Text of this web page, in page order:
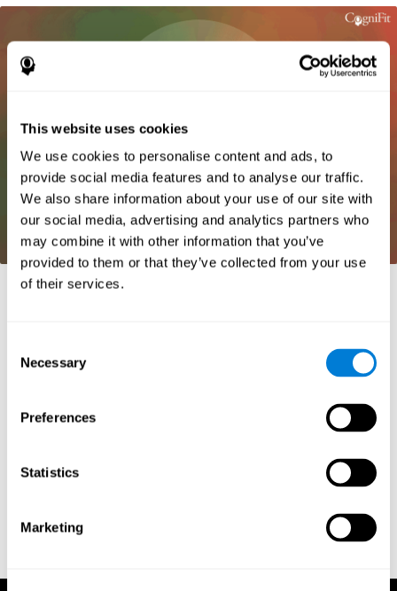
This website uses cookies
We use cookies to personalise content and ads, to
provide social media features and to analyse our traffic.
We also share information about your use of our site with
our social media, advertising and analytics partners who
may combine it with other information that you’ve
provided to them or that they’ve collected from your use
of their services.
Selection
Necessary
Preferences
Statistics
Marketing
Greenberg, L. M., Kindschi, C. L., & Corman, C. L. (1996).
TOVA Research Foundation.
Kaplan, E., Goodglass, H., Weintraub, S. (1983). Boston
Schmidt, M. (1994). Rey auditory verbal learning test: a
Wechsler, D. (1997). WAIS-III: Wechsler Adult Intelligence Scale
- Third edition administration and scoring manual. San Antonio,